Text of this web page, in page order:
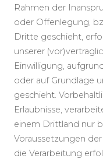
Rahmen der
oder Offenlegung,
Dritte geschieht,
unserer
Einwilligung,
oder auf Grundlage
geschieht.
Erlaubnisse,
einem Drittland nur
Voraussetzungen
die Verarbeitung